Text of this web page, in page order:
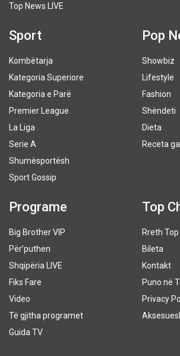
Top News LIVE
Sport
Kombëtarja
Kategoria Superiore
Kategoria e Parë
Premier League
La Liga
Serie A
Shumësportësh
Sport Gossip
Pop
Showbiz
Lifestyle
Fashion
Shëndeti
Dieta
Receta
Programe
Big Brother VIP
Për’puthen
Shqipëria LIVE
Fiks Fare
Video
Të gjitha programet
Guida TV
Top
Rreth Top
Bileta
Kontakt
Puno në
Privacy